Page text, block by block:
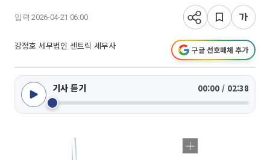
입력 2026-04-21 06:00
강정호 세무법인 센트릭 세무사 구글 선호매체 추가
기사 듣기 00:00 / 02:38